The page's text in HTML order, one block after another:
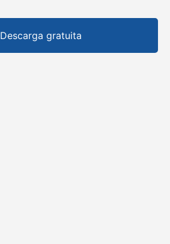
Descarga gratuita